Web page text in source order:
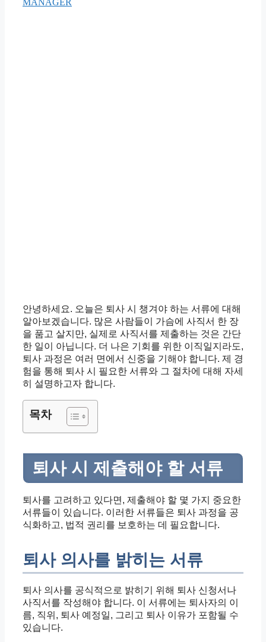
MANAGER
안녕하세요. 오늘은 퇴사 시 챙겨야 하는 서류에 대해
알아보겠습니다. 많은 사람들이 가슴에 사직서 한 장
을 품고 살지만, 실제로 사직서를 제출하는 것은 간단
한 일이 아닙니다. 더 나은 기회를 위한 이직일지라도,
퇴사 과정은 여러 면에서 신중을 기해야 합니다. 제 경
험을 통해 퇴사 시 필요한 서류와 그 절차에 대해 자세
히 설명하고자 합니다.
목차
퇴사 시 제출해야 할 서류
퇴사를 고려하고 있다면, 제출해야 할 몇 가지 중요한
서류들이 있습니다. 이러한 서류들은 퇴사 과정을 공
식화하고, 법적 권리를 보호하는 데 필요합니다.
퇴사 의사를 밝히는 서류
퇴사 의사를 공식적으로 밝히기 위해 퇴사 신청서나
사직서를 작성해야 합니다. 이 서류에는 퇴사자의 이
름, 직위, 퇴사 예정일, 그리고 퇴사 이유가 포함될 수
있습니다.